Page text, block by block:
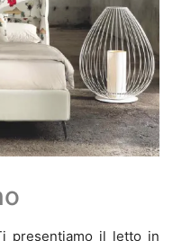
presentiamo il letto in